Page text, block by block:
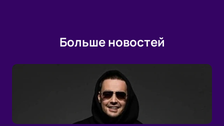
Больше новостей